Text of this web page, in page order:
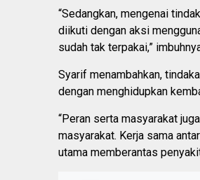
“Sedangkan, mengenai
diikuti dengan aksi
sudah tak terpakai,”
Syarif menambahkan,
dengan menghidupkan
“Peran serta masyarakat
masyarakat. Kerja sama
utama memberantas